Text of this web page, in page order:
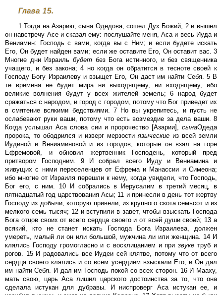
Глава 15.
1 Тогда на Азарию, сына Одедова, сошел Дух Божий, 2 и вышел
он навстречу Асе и сказал ему: послушайте меня, Аса и весь Иуда и
Вениамин: Господь с вами, когда вы с Ним; и если будете искать
Его, Он будет найден вами; если же оставите Его, Он оставит вас. 3
Многие дни Израиль будет без Бога истинного, и без священника
учащего, и без закона; 4 но когда он обратится в тесноте своей к
Господу Богу Израилеву и взыщет Его, Он даст им найти Себя. 5 В
те времена не будет мира ни выходящему, ни входящему, ибо
великие волнения будут у всех жителей земель; 6 народ будет
сражаться с народом, и город с городом, потому что Бог приведет их
в смятение всякими бедствиями. 7 Но вы укрепитесь, и пусть не
ослабевают руки ваши, потому что есть возмездие за дела ваши. 8
Когда услышал Аса слова сии и пророчество [Азарии], сынаОдеда
пророка, то ободрился и изверг мерзости языческие из всей земли
Иудиной и Вениаминовой и из городов, которые он взял на горе
Ефремовой, и обновил жертвенник Господень, который пред
притвором Господним. 9 И собрал всего Иуду и Вениамина и
живущих с ними переселенцев от Ефрема и Манассии и Симеона;
ибо многие от Израиля перешли к нему, когда увидели, что Господь,
Бог его, с ним. 10 И собрались в Иерусалим в третий месяц, в
пятнадцатый год царствования Асы; 11 и принесли в день тот жертву
Господу из добычи, которую привели, из крупного скота семьсот и из
мелкого семь тысяч; 12 и вступили в завет, чтобы взыскать Господа
Бога отцов своих от всего сердца своего и от всей души своей; 13 а
всякий, кто не станет искать Господа Бога Израилева, должен
умереть, малый ли он или большой, мужчина ли или женщина. 14 И
клялись Господу громогласно и с восклицанием и при звуке труб и
рогов. 15 И радовались все Иудеи сей клятве, потому что от всего
сердца своего клялись и со всем усердием взыскали Его, и Он дал
им найти Себя. И дал им Господь покой со всех сторон. 16 И Мааху,
мать свою, царь Аса лишил царского достоинства за то, что она
сделала истукан для дубравы. И ниспроверг Аса истукан ее, и